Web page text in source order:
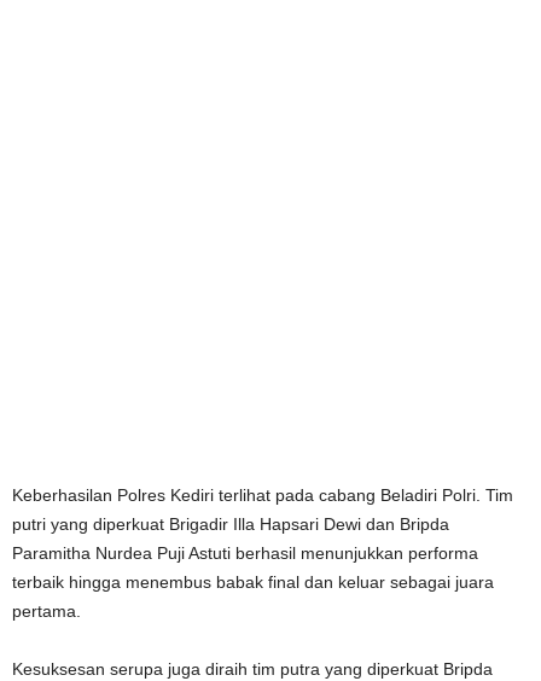
Keberhasilan Polres Kediri terlihat pada cabang Beladiri Polri. Tim
putri yang diperkuat Brigadir Illa Hapsari Dewi dan Bripda
Paramitha Nurdea Puji Astuti berhasil menunjukkan performa
terbaik hingga menembus babak final dan keluar sebagai juara
pertama.
Kesuksesan serupa juga diraih tim putra yang diperkuat Bripda